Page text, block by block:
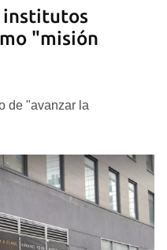
institutos
"misión
de "avanzar la